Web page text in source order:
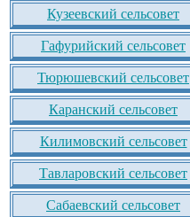
Кузеевский сельсовет
Гафурийский сельсовет
Тюрюшевский сельсовет
Каранский сельсовет
Килимовский сельсовет
Тавларовский сельсовет
Сабаевский сельсовет